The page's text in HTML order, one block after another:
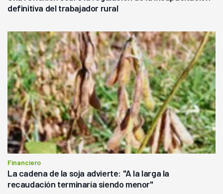
definitiva del trabajador rural
Financiero
La cadena de la soja advierte: "A la larga la
recaudación terminaría siendo menor"